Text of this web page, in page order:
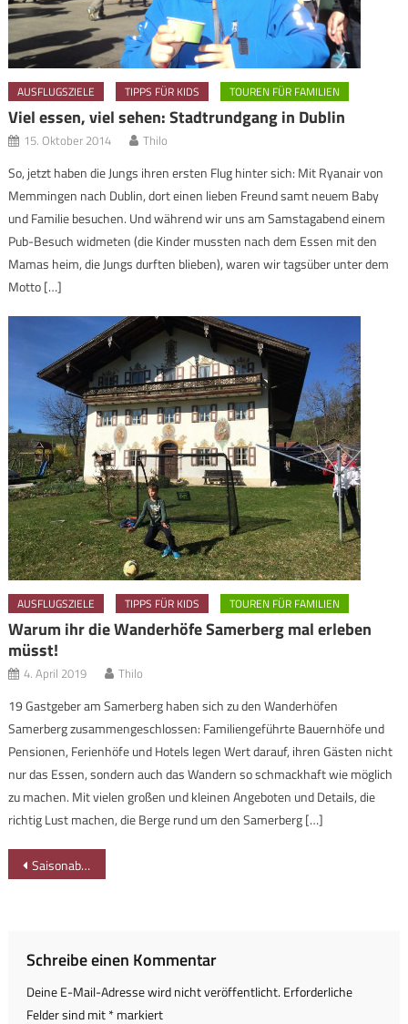
AUSFLUGSZIELE TIPPS FÜR KIDS TOUREN FÜR FAMILIEN
Viel essen, viel sehen: Stadtrundgang in Dublin
15. Oktober 2014 Thilo
So, jetzt haben die Jungs ihren ersten Flug hinter sich: Mit Ryanair von
Memmingen nach Dublin, dort einen lieben Freund samt neuem Baby
und Familie besuchen. Und während wir uns am Samstagabend einem
Pub-Besuch widmeten (die Kinder mussten nach dem Essen mit den
Mamas heim, die Jungs durften blieben), waren wir tagsüber unter dem
Motto […]
AUSFLUGSZIELE TIPPS FÜR KIDS TOUREN FÜR FAMILIEN
Warum ihr die Wanderhöfe Samerberg mal erleben
müsst!
4. April 2019 Thilo
19 Gastgeber am Samerberg haben sich zu den Wanderhöfen
Samerberg zusammengeschlossen: Familiengeführte Bauernhöfe und
Pensionen, Ferienhöfe und Hotels legen Wert darauf, ihren Gästen nicht
nur das Essen, sondern auch das Wandern so schmackhaft wie möglich
zu machen. Mit vielen großen und kleinen Angeboten und Details, die
richtig Lust machen, die Berge rund um den Samerberg […]
Beitragsnavigation
Saisonabschluss an der Alpe Kalkhöf an Grünten – leider einen Tag zu spät
Schreibe einen Kommentar
Deine E-Mail-Adresse wird nicht veröffentlicht. Erforderliche
Felder sind mit*markiert